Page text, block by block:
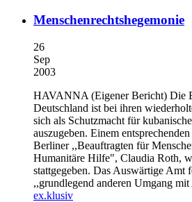
Menschenrechtshegemonie
26
Sep
2003
HAVANNA (Eigener Bericht) Die
Deutschland ist bei ihren
sich als Schutzmacht für
auszugeben. Einem
Berliner ,,Beauftragten für
Humanitäre Hilfe", Claudia Roth,
stattgegeben. Das Auswärtige Amt
,,grundlegend anderen Umgang
ex.klusiv